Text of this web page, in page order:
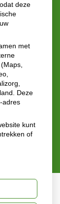
deze
met
Deze
adres
kunt
of